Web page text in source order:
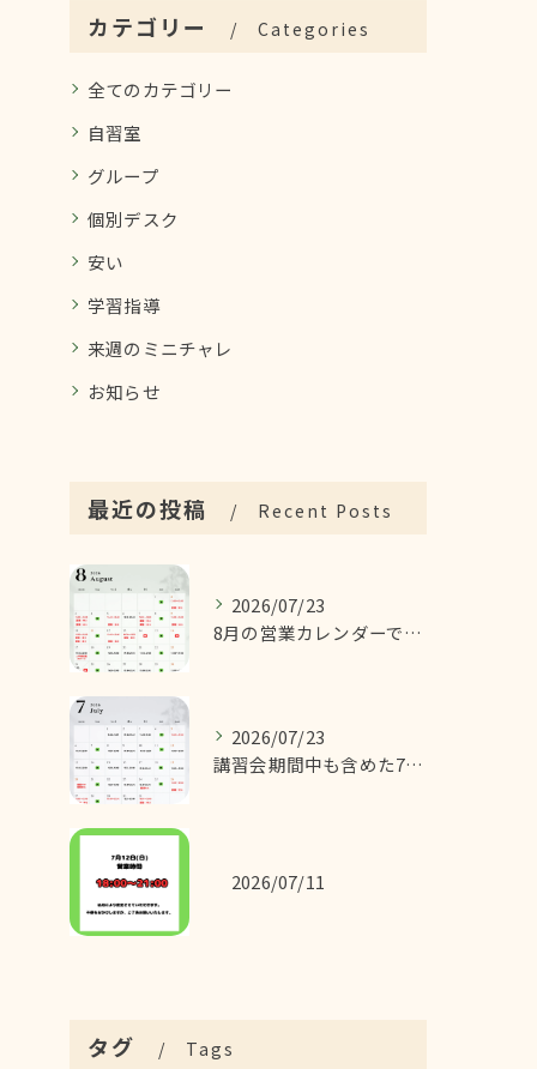
カテゴリー Categories
全てのカテゴリー
自習室
グループ
個別デスク
安い
学習指導
来週のミニチャレ
お知らせ
最近の投稿 Recent Posts
2026/07/23
8月の営業カレンダーです！
2026/07/23
講習会期間中も含めた7月の営業カレンダーです！
2026/07/11
タグ Tags